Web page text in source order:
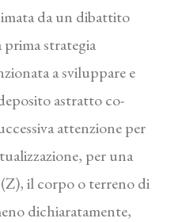
da un dibattito
strategia
a sviluppare e
astratto co­
attenzione per
per una
il corpo o terreno di
dichiaratamente,